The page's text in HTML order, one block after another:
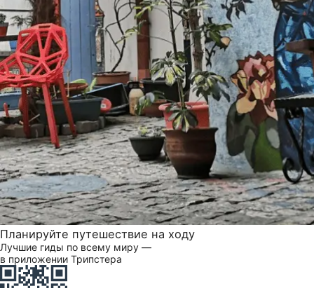
Планируйте путешествие на ходу
Лучшие гиды по всему миру —
в приложении Трипстера